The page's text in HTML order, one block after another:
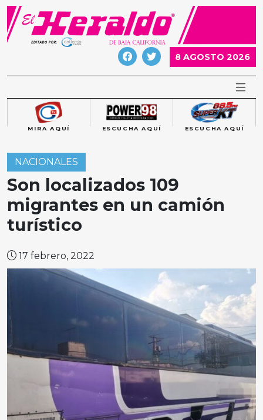
Skip
content
8 AGOSTO 2026
MIRA AQUÍ ESCUCHA AQUÍ ESCUCHA AQUÍ
NACIONALES
Son localizados 109
migrantes en un camión
turístico
17 febrero, 2022